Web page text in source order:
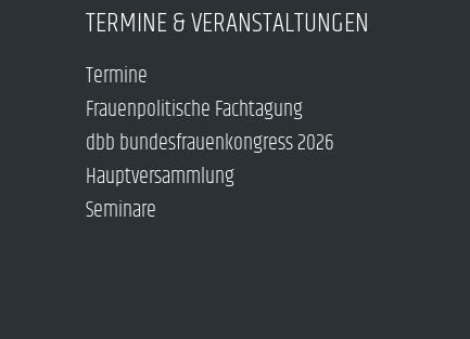
TERMINE & VERANSTALTUNGEN
Termine
Frauenpolitische Fachtagung
dbb bundesfrauenkongress 2026
Hauptversammlung
Seminare